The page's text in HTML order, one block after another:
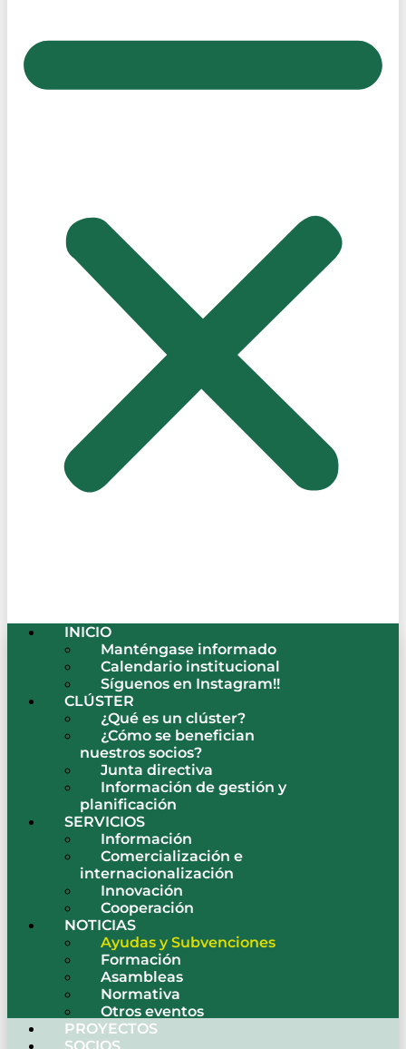
INICIO
Manténgase informado
Calendario institucional
Síguenos en Instagram!!
CLÚSTER
¿Qué es un clúster?
¿Cómo se benefician
nuestros socios?
Junta directiva
Información de gestión y
planificación
SERVICIOS
Información
Comercialización e
internacionalización
Innovación
Cooperación
NOTICIAS
Ayudas y Subvenciones
Formación
Asambleas
Normativa
Otros eventos
PROYECTOS
SOCIOS